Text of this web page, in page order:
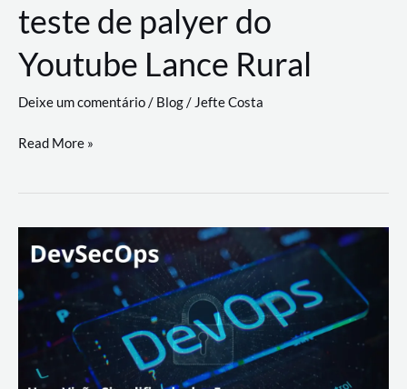
de
trabalho
com
a
workflows
teste de palyer do
Youtube Lance Rural
Deixe um comentário/ Blog/ Jefte Costa
teste
palyer
Lance
Rural
Read More »